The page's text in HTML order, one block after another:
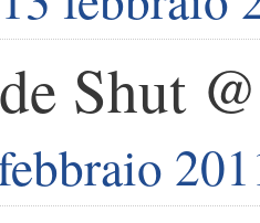
Shut